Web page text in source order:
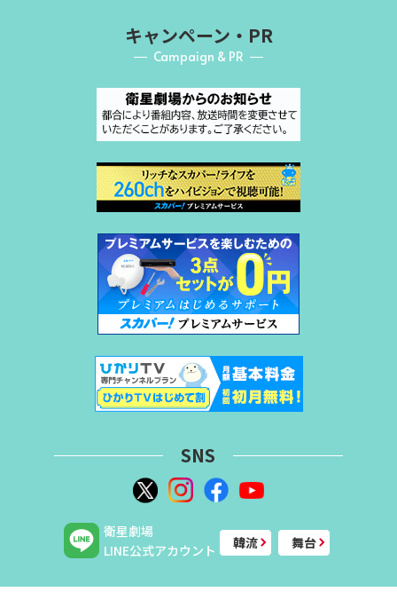
キャンペーン・PR
Campaign & PR
SNS
衛星劇場
LINE公式アカウント
韓流 舞台